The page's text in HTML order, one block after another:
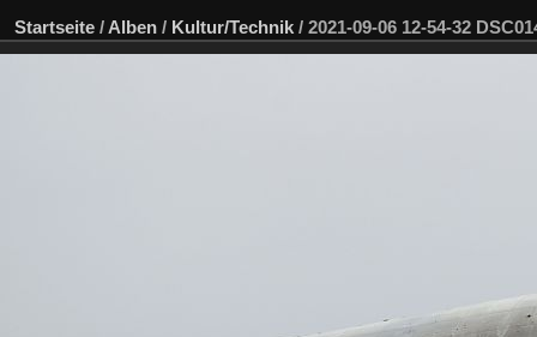
Startseite / Alben / Kultur/Technik / 2021-09-06 12-54-32